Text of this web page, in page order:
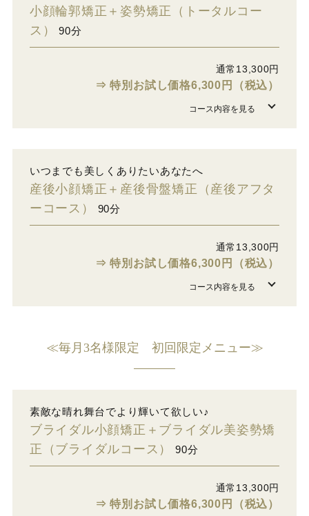
小顔輪郭矯正＋姿勢矯正（トータルコー
ス）
90分
通常13,300円
⇒ 特別お試し価格6,300円（税込）
いつまでも美しくありたいあなたへ
産後小顔矯正＋産後骨盤矯正（産後アフタ
ーコース）
90分
通常13,300円
⇒ 特別お試し価格6,300円（税込）
≪毎月3名様限定 初回限定メニュー≫
素敵な晴れ舞台でより輝いて欲しい♪
ブライダル小顔矯正＋ブライダル美姿勢矯
正（ブライダルコース）
90分
通常13,300円
⇒ 特別お試し価格6,300円（税込）